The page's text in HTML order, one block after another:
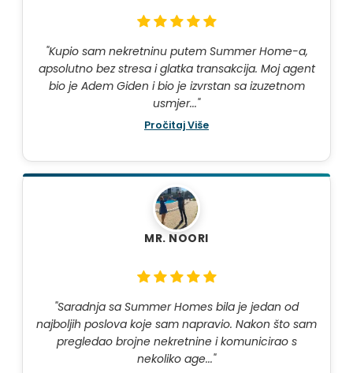
"Kupio sam nekretninu putem Summer Home-a,
apsolutno bez stresa i glatka transakcija. Moj agent
bio je Adem Giden i bio je izvrstan sa izuzetnom
usmjer..."
Pročitaj Više
MR. NOORI
"Saradnja sa Summer Homes bila je jedan od
najboljih poslova koje sam napravio. Nakon što sam
pregledao brojne nekretnine i komunicirao s
nekoliko age..."